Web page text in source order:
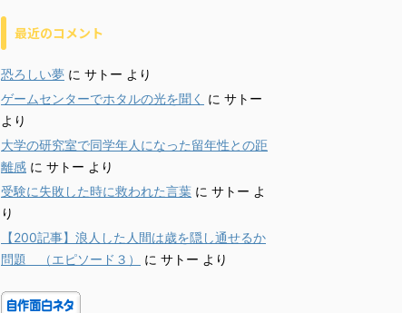
最近のコメント
恐ろしい夢 に サトー より
ゲームセンターでホタルの光を聞く に サトー
より
大学の研究室で同学年人になった留年性との距
離感 に サトー より
受験に失敗した時に救われた言葉 に サトー よ
り
【200記事】浪人した人間は歳を隠し通せるか
問題 （エピソード３）
に サトー より